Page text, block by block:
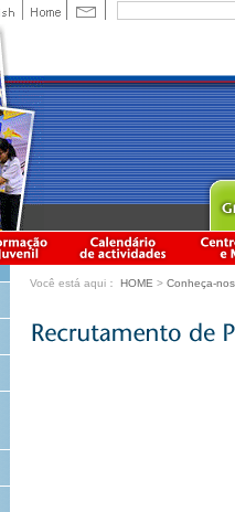
Você está aqui： HOME > Conheça-nos